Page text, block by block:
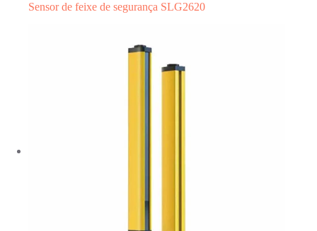
Sensor de feixe de segurança SLG2620